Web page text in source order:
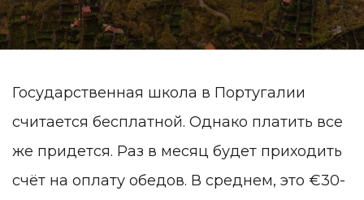
Государственная школа в Португалии
считается бесплатной. Однако платить все
же придется. Раз в месяц будет приходить
счёт на оплату обедов. В среднем, это €30-